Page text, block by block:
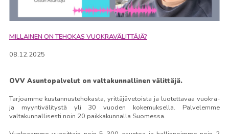
MILLAINEN ON TEHOKAS VUOKRAVÄLITTÄJÄ?
08.12.2025
OVV Asuntopalvelut on valtakunnallinen välittäjä.
Tarjoamme kustannustehokasta, yrittäjävetoista ja luotettavaa vuokra-
ja myyntivälitystä yli 30 vuoden kokemuksella. Palvelemme
valtakunnallisesti noin 20 paikkakunnalla Suomessa.